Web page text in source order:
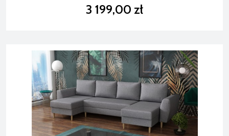
3 199,00 zł